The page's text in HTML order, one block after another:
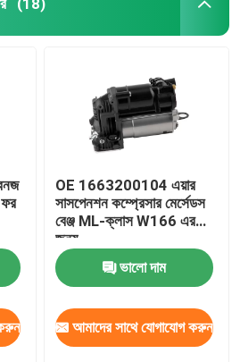
(18)
ফর
OE 1663200104 এয়ার
সাসপেনশন কম্প্রেসার মের্সেডস
বেঞ্জ ML-ক্লাস W166 এর
জন্য
ভালো দাম
আমাদের সাথে যোগাযোগ করুন